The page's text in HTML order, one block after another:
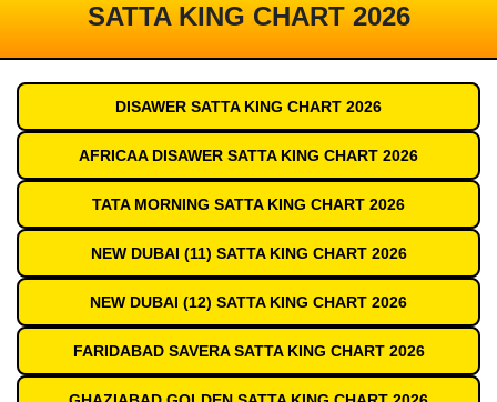
SATTA KING CHART 2026
DISAWER SATTA KING CHART 2026
AFRICAA DISAWER SATTA KING CHART 2026
TATA MORNING SATTA KING CHART 2026
NEW DUBAI (11) SATTA KING CHART 2026
NEW DUBAI (12) SATTA KING CHART 2026
FARIDABAD SAVERA SATTA KING CHART 2026